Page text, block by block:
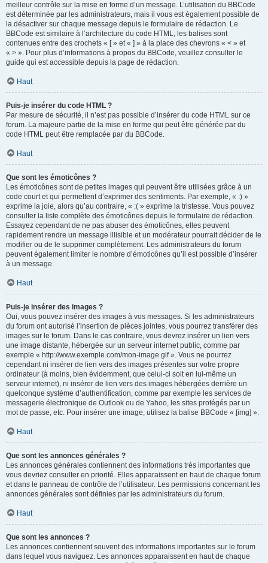
meilleur contrôle sur la mise en forme d’un message. L’utilisation du BBCode
est déterminée par les administrateurs, mais il vous est également possible de
la désactiver sur chaque message depuis le formulaire de rédaction. Le
BBCode est similaire à l’architecture du code HTML, les balises sont
contenues entre des crochets « [ » et « ] » à la place des chevrons « < » et
« > ». Pour plus d’informations à propos du BBCode, veuillez consulter le
guide qui est accessible depuis la page de rédaction.
Haut
Puis-je insérer du code HTML ?
Par mesure de sécurité, il n’est pas possible d’insérer du code HTML sur ce
forum. La majeure partie de la mise en forme qui peut être générée par du
code HTML peut être remplacée par du BBCode.
Haut
Que sont les émoticônes ?
Les émoticônes sont de petites images qui peuvent être utilisées grâce à un
code court et qui permettent d’exprimer des sentiments. Par exemple, « :) »
exprime la joie, alors qu’au contraire, « :( » exprime la tristesse. Vous pouvez
consulter la liste complète des émoticônes depuis le formulaire de rédaction.
Essayez cependant de ne pas abuser des émoticônes, elles peuvent
rapidement rendre un message illisible et un modérateur pourrait décider de le
modifier ou de le supprimer complètement. Les administrateurs du forum
peuvent également limiter le nombre d’émoticônes qu’il est possible d’insérer
à un message.
Haut
Puis-je insérer des images ?
Oui, vous pouvez insérer des images à vos messages. Si les administrateurs
du forum ont autorisé l’insertion de pièces jointes, vous pourrez transférer des
images sur le forum. Dans le cas contraire, vous devrez insérer un lien vers
une image distante, hébergée sur un serveur internet public, comme par
exemple « http://www.exemple.com/mon-image.gif ». Vous ne pourrez
cependant ni insérer de lien vers des images présentes sur votre propre
ordinateur (à moins, bien évidemment, que celui-ci soit en lui-même un
serveur internet), ni insérer de lien vers des images hébergées derrière un
quelconque système d’authentification, comme par exemple les services de
messagerie électronique de Outlook ou de Yahoo, les sites protégés par un
mot de passe, etc. Pour insérer une image, utilisez la balise BBCode « [img] ».
Haut
Que sont les annonces générales ?
Les annonces générales contiennent des informations très importantes que
vous devriez consulter en priorité. Elles apparaissent en haut de chaque forum
et dans le panneau de contrôle de l’utilisateur. Les permissions concernant les
annonces générales sont définies par les administrateurs du forum.
Haut
Que sont les annonces ?
Les annonces contiennent souvent des informations importantes sur le forum
dans lequel vous naviguez. Les annonces apparaissent en haut de chaque